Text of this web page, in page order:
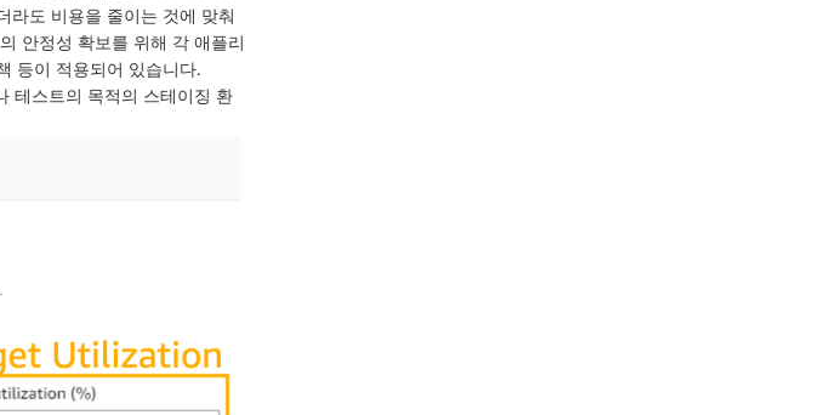
라도 비용을 줄이는 것에 맞춰
안정성 확보를 위해 각 애플리
등이 적용되어 있습니다.
테스트의 목적의 스테이징 환